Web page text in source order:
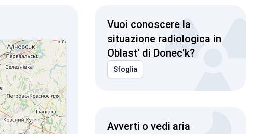
Vuoi conoscere la
situazione radiologica in
Oblast' di Donec'k?
Sfoglia
Avverti o vedi aria